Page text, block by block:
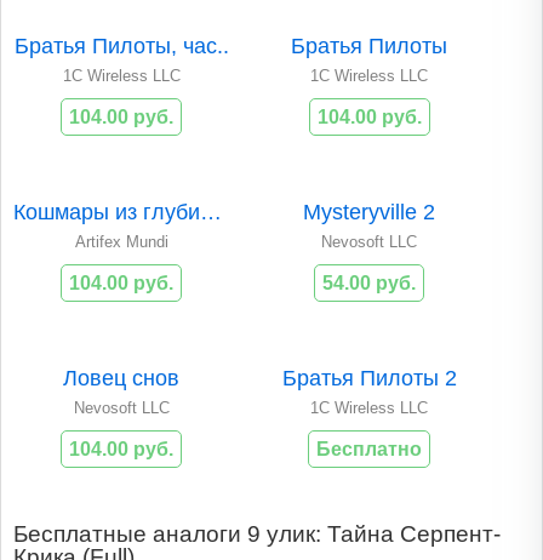
Братья Пилоты, час..
1C Wireless LLC
104.00 руб.
Братья Пилоты
1C Wireless LLC
104.00 руб.
Кошмары из глубин:..
Artifex Mundi
104.00 руб.
Mysteryville 2
Nevosoft LLC
54.00 руб.
Ловец снов
Nevosoft LLC
104.00 руб.
Братья Пилоты 2
1C Wireless LLC
Бесплатно
Бесплатные аналоги 9 улик: Тайна Серпент-